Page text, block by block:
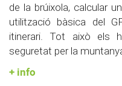
de la brúixola, calcular
utilització bàsica del
itinerari. Tot això els
seguretat per la
+ info